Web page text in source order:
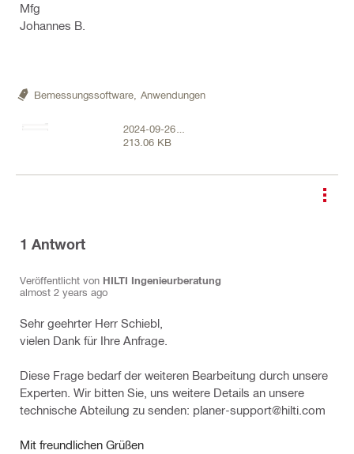
Mfg
Johannes B.
Bemessungssoftware, Anwendungen
2024-09-26
13_57_59-
213.06 KB
1 Antwort
Veröffentlicht von HILTI Ingenieurberatung
almost 2 years ago
Sehr geehrter Herr Schiebl,
vielen Dank für Ihre Anfrage.
Diese Frage bedarf der weiteren Bearbeitung durch unsere
Experten. Wir bitten Sie, uns weitere Details an unsere
technische Abteilung zu senden: planer-support@hilti.com
Mit freundlichen Grüßen